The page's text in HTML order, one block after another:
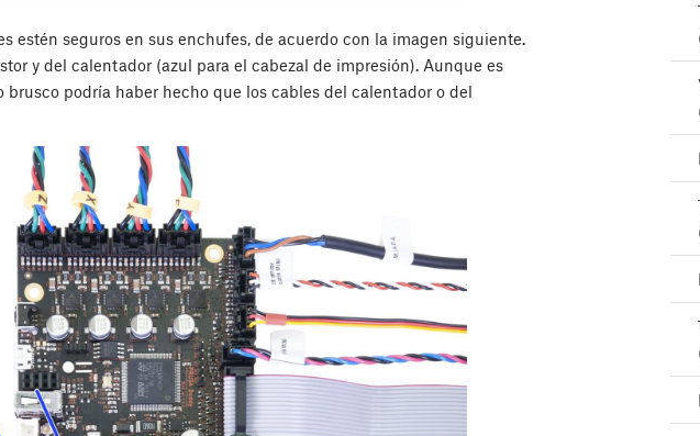
estén seguros en sus enchufes, de acuerdo con la imagen siguiente.
y del calentador (azul para el cabezal de impresión). Aunque es
brusco podría haber hecho que los cables del calentador o del